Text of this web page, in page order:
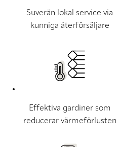
Suverän lokal service via
kunniga återförsäljare
Effektiva gardiner som
reducerar värmeförlusten